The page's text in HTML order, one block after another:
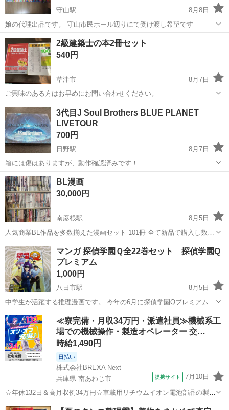
守山駅
8月8日
娘の代理出品です。 守山市民ホール辺りにて受け渡し希望です
滋賀 守山市 守山駅 マンガ、コミック、アニメ
2級建築士の本2冊セット
540円
草津市
8月7日
ご興味のある方はお早めにお問い合わせください。
滋賀 草津市 語学、辞書
3代目J Soul Brothers BLUE PLANET
LIVETOUR
700円
日野駅
8月7日
箱には傷はありますが、動作確認済みです！
滋賀 蒲生郡 日野駅
BL漫画
30,000円
南彦根駅
8月5日
人気商業BL作品を多数揃えた漫画セット 101冊 全て新品で購入し数回
だけ読みました 早く売りたいので値段交渉受け付けます コスメティッ
ク・プレイラバー、ハレルヤベイビー、みなと商事コインランドリー
ギヴン などあり...
滋賀 彦根市 南彦根駅 マンガ、コミック、アニメ
マンガ 探偵学園Ｑ全22巻セット 探偵学園Q
プレミアム
1,000円
八日市駅
8月5日
中学生が活躍する推理漫画です。 今年の6月に探偵学園Qプレミアムを
追加で購入しました。 読み終わったので出品します。
滋賀 東近江市 八日市駅 マンガ、コミック、アニメ
≪寮完備・月収34万円・派遣社員≫機械系工
場での機械操作・製造オペレーター 交…
時給1,490円
日払い
株式会社BREXA Next
兵庫県 南あわじ市
提携サイト 7月10日
☆年休132日＆高月収例34万円☆車載用リチウムイオン電池部品の製造
／4勤2休でオフも充実♪／家具・家電付き社宅あり＆前払いで生活支援
兵庫 南あわじ市 その他